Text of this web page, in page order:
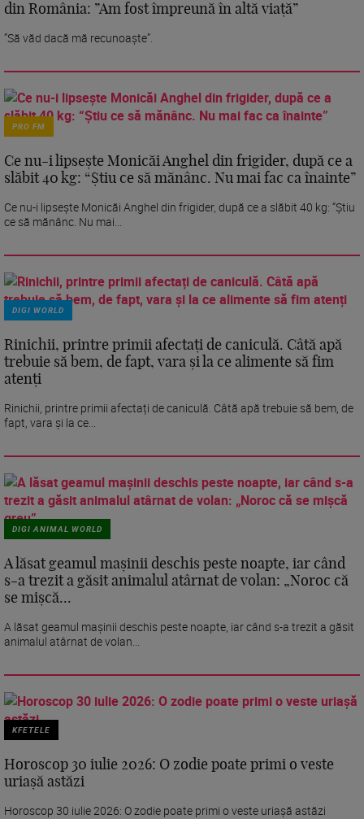
din România: ”Am fost împreună în altă viață”
”Să văd dacă mă recunoaște”.
PRO FM
Ce nu-i lipsește Monicăi Anghel din frigider, după ce a
slăbit 40 kg: “Știu ce să mănânc. Nu mai fac ca înainte”
Ce nu-i lipsește Monicăi Anghel din frigider, după ce a slăbit 40 kg: “Știu
ce să mănânc. Nu mai...
DIGI WORLD
Rinichii, printre primii afectați de caniculă. Câtă apă
trebuie să bem, de fapt, vara și la ce alimente să fim
atenți
Rinichii, printre primii afectați de caniculă. Câtă apă trebuie să bem, de
fapt, vara și la ce...
DIGI ANIMAL WORLD
A lăsat geamul mașinii deschis peste noapte, iar când
s-a trezit a găsit animalul atârnat de volan: „Noroc că
se mișcă...
A lăsat geamul mașinii deschis peste noapte, iar când s-a trezit a găsit
animalul atârnat de volan...
KFETELE
Horoscop 30 iulie 2026: O zodie poate primi o veste
uriașă astăzi
Horoscop 30 iulie 2026: O zodie poate primi o veste uriașă astăzi